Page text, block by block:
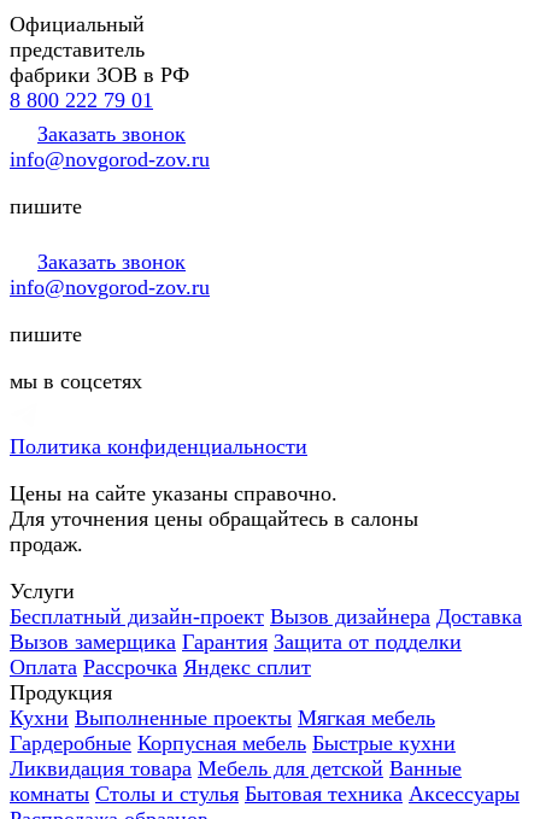
Официальный
представитель
фабрики ЗОВ в РФ
8 800 222 79 01
Заказать звонок
info@novgorod-zov.ru
пишите
Заказать звонок
info@novgorod-zov.ru
пишите
мы в соцсетях
Политика конфиденциальности
Цены на сайте указаны справочно.
Для уточнения цены обращайтесь в салоны
продаж.
Услуги
Бесплатный дизайн-проект Вызов дизайнера Доставка
Вызов замерщика Гарантия Защита от подделки
Оплата Рассрочка Яндекс сплит
Продукция
Кухни Выполненные проекты Мягкая мебель
Гардеробные Корпусная мебель Быстрые кухни
Ликвидация товара Мебель для детской Ванные
комнаты Столы и стулья Бытовая техника Аксессуары